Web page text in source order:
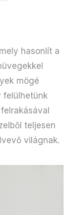
hasonlít a
mögé
felülhetünk
teljesen
világnak.